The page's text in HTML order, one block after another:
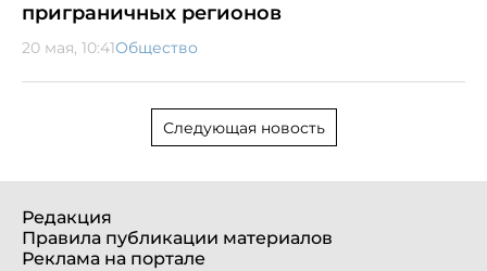
приграничных регионов
20 мая, 10:41Общество
Следующая новость
Редакция
Правила публикации материалов
Реклама на портале